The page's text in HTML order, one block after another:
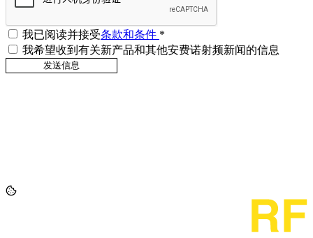
我已阅读并接受条款和条件 *
我希望收到有关新产品和其他安费诺射频新闻的信息